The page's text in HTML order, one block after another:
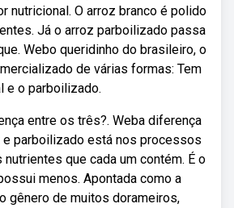
nutricional. O arroz branco é polido
Já o arroz parboilizado passa
Webo queridinho do brasileiro, o
de várias formas: Tem
e o parboilizado.
entre os três?. Weba diferença
e parboilizado está nos processos
que cada um contém. É o
menos. Apontada como a
gênero de muitos dorameiros,